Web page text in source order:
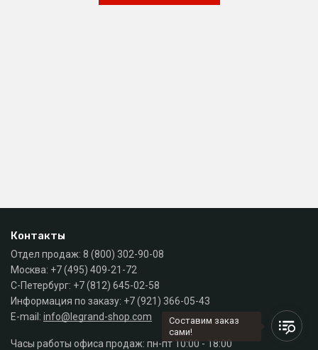
Контакты
Отдел продаж: 8 (800) 302-90-08
Москва: +7 (495) 409-21-72
С-Петербург: +7 (812) 645-02-58
Информация по заказу: +7 (921) 366-05-43
E-mail: info@legrand-shop.com
Часы работы офиса продаж: пн-пт 10:00 - 18:00
Составим заказ
сами!